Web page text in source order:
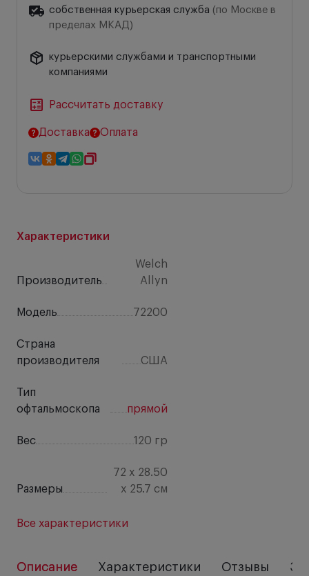
Характеристики
Производитель
Welch
Allyn
Модель 72200
Страна
производителя
США
Тип
офтальмоскопа
прямой
Вес 120 гр
Размеры
72 x 28.50
x 25.7 см
Все характеристики
собственная курьерская служба (по Москве в
пределах МКАД)
курьерскими службами и транспортными
компаниями
Рассчитать доставку
Доставка Оплата
Описание Характеристики Отзывы